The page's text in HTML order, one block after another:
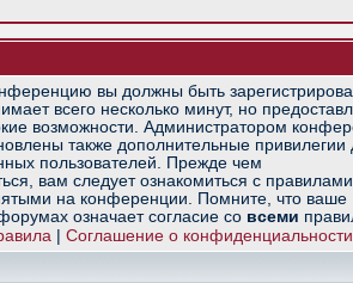
вы должны быть
всего несколько минут, но
возможности. Администратором
также дополнительные привилегии
пользователей. Прежде чем
вам следует ознакомиться с
на конференции. Помните, что ваше
означает согласие со всеми
| Соглашение о конфиденциальности